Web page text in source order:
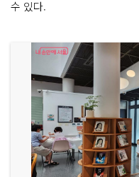
수 있다.